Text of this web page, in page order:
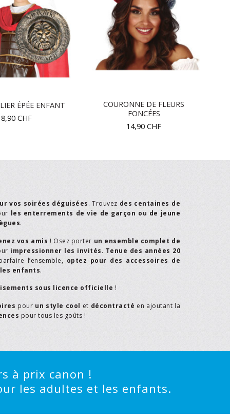
ÉPÉE ENFANT
CHF
COURONNE DE FLEURS
FONCÉES
14,90 CHF
vos soirées déguisées. Trouvez des centaines de
les enterrements de vie de garçon ou de jeune
.
vos amis ! Osez porter un ensemble complet de
impressionner les invités. Tenue des années 20
l’ensemble, optez pour des accessoires de
les enfants.
sous licence officielle !
pour un style cool et décontracté en ajoutant la
pour tous les goûts !
à prix canon !
les adultes et les enfants.